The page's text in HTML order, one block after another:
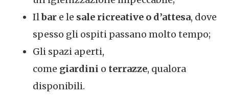
Ilbar e le sale ricreative o d’attesa, dove
spesso gli ospiti passano molto tempo;
Gli spazi aperti,
come giardini o terrazze, qualora
disponibili.